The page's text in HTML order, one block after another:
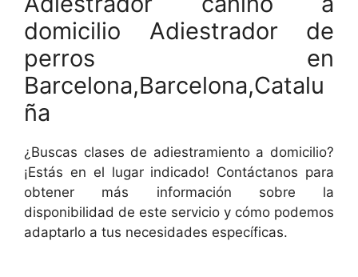
domicilio Adiestrador de
perros en
Barcelona,Barcelona,Catalu
ña
¿Buscas clases de adiestramiento a domicilio?
¡Estás en el lugar indicado! Contáctanos para
obtener más información sobre la
disponibilidad de este servicio y cómo podemos
adaptarlo a tus necesidades específicas.